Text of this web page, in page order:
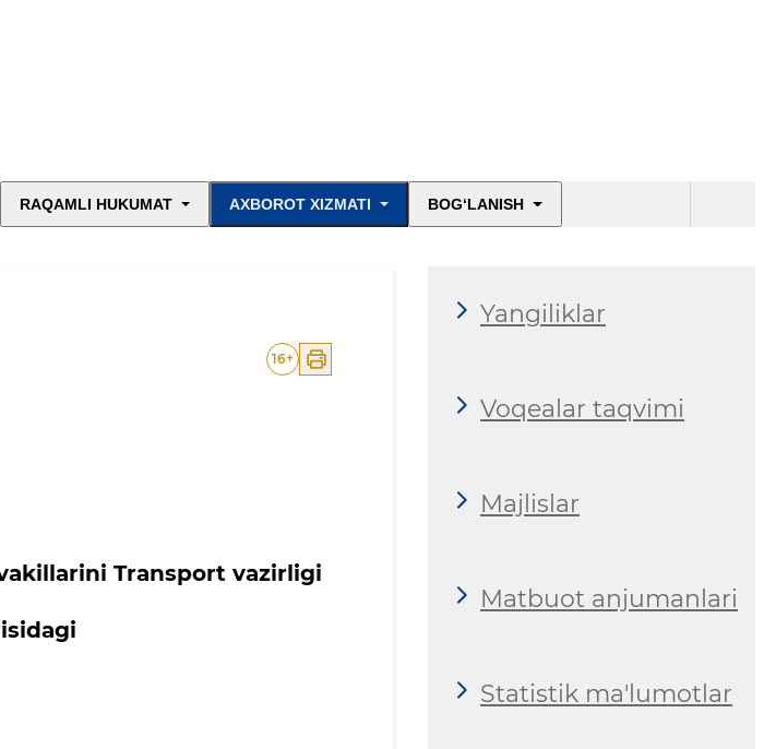
RAQAMLI HUKUMAT AXBOROT XIZMATI BOG‘LANISH
16+
Transport vazirligi
Yangiliklar
Voqealar taqvimi
Majlislar
Matbuot anjumanlari
Statistik ma'lumotlar